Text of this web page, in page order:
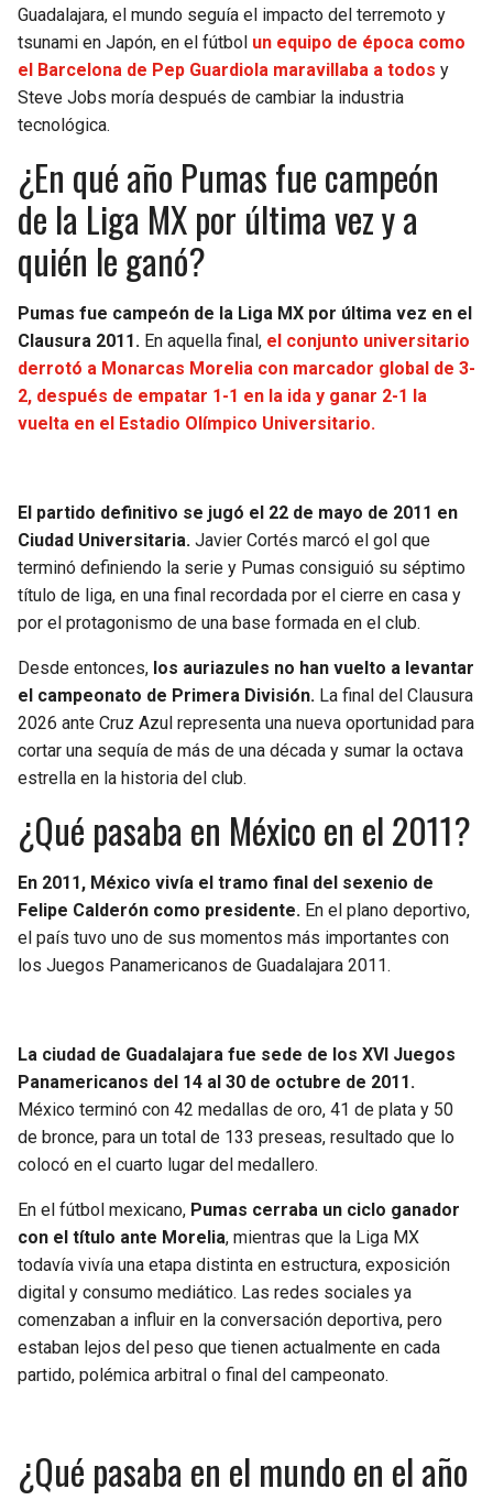
BUCCANEERS
Guadalajara, el mundo seguía el impacto del terremoto y
tsunami en Japón, en el fútbol un equipo de época como
el Barcelona de Pep Guardiola maravillaba a todos y
Steve Jobs moría después de cambiar la industria
tecnológica.
¿En qué año Pumas fue campeón
de la Liga MX por última vez y a
quién le ganó?
Pumas fue campeón de la Liga MX por última vez en el
Clausura 2011. En aquella final, el conjunto universitario
derrotó a Monarcas Morelia con marcador global de 3-
2, después de empatar 1-1 en la ida y ganar 2-1 la
vuelta en el Estadio Olímpico Universitario.
El partido definitivo se jugó el 22 de mayo de 2011 en
Ciudad Universitaria. Javier Cortés marcó el gol que
terminó definiendo la serie y Pumas consiguió su séptimo
título de liga, en una final recordada por el cierre en casa y
por el protagonismo de una base formada en el club.
Desde entonces, los auriazules no han vuelto a levantar
el campeonato de Primera División. La final del Clausura
2026 ante Cruz Azul representa una nueva oportunidad para
cortar una sequía de más de una década y sumar la octava
estrella en la historia del club.
¿Qué pasaba en México en el 2011?
En 2011, México vivía el tramo final del sexenio de
Felipe Calderón como presidente. En el plano deportivo,
el país tuvo uno de sus momentos más importantes con
los Juegos Panamericanos de Guadalajara 2011.
La ciudad de Guadalajara fue sede de los XVI Juegos
Panamericanos del 14 al 30 de octubre de 2011.
México terminó con 42 medallas de oro, 41 de plata y 50
de bronce, para un total de 133 preseas, resultado que lo
colocó en el cuarto lugar del medallero.
En el fútbol mexicano, Pumas cerraba un ciclo ganador
con el título ante Morelia, mientras que la Liga MX
todavía vivía una etapa distinta en estructura, exposición
digital y consumo mediático. Las redes sociales ya
comenzaban a influir en la conversación deportiva, pero
estaban lejos del peso que tienen actualmente en cada
partido, polémica arbitral o final del campeonato.
¿Qué pasaba en el mundo en el año